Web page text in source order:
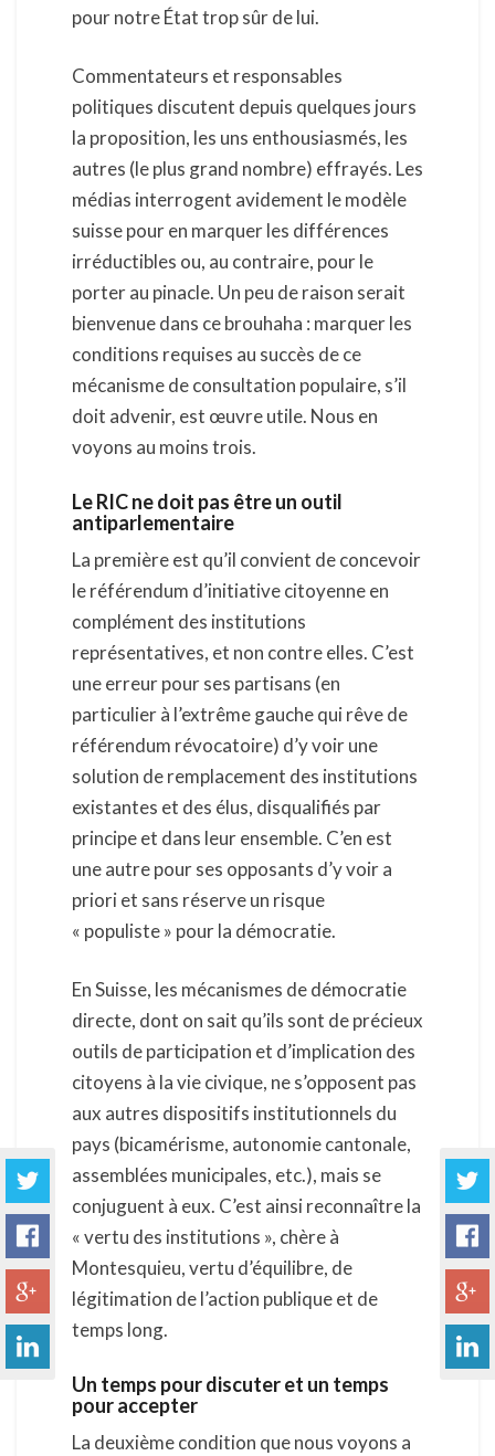
pour notre État trop sûr de lui.
Commentateurs et responsables
politiques discutent depuis quelques jours
la proposition, les uns enthousiasmés, les
autres (le plus grand nombre) effrayés. Les
médias interrogent avidement le modèle
suisse pour en marquer les différences
irréductibles ou, au contraire, pour le
porter au pinacle. Un peu de raison serait
bienvenue dans ce brouhaha : marquer les
conditions requises au succès de ce
mécanisme de consultation populaire, s’il
doit advenir, est œuvre utile. Nous en
voyons au moins trois.
Le RIC ne doit pas être un outil
antiparlementaire
La première est qu’il convient de concevoir
le référendum d’initiative citoyenne en
complément des institutions
représentatives, et non contre elles. C’est
une erreur pour ses partisans (en
particulier à l’extrême gauche qui rêve de
référendum révocatoire) d’y voir une
solution de remplacement des institutions
existantes et des élus, disqualifiés par
principe et dans leur ensemble. C’en est
une autre pour ses opposants d’y voir a
priori et sans réserve un risque
« populiste » pour la démocratie.
En Suisse, les mécanismes de démocratie
directe, dont on sait qu’ils sont de précieux
outils de participation et d’implication des
citoyens à la vie civique, ne s’opposent pas
aux autres dispositifs institutionnels du
pays (bicamérisme, autonomie cantonale,
assemblées municipales, etc.), mais se
conjuguent à eux. C’est ainsi reconnaître la
« vertu des institutions », chère à
Montesquieu, vertu d’équilibre, de
légitimation de l’action publique et de
temps long.
Un temps pour discuter et un temps
pour accepter
La deuxième condition que nous voyons a